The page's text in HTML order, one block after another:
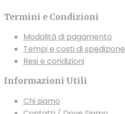
opzioni
essere
scelte
nella
pagina
del
prodotto
Termini e Condizioni
Modalità di pagamento
Tempi e costi di spedizione
Resi e condizioni
Informazioni Utili
Chi siamo